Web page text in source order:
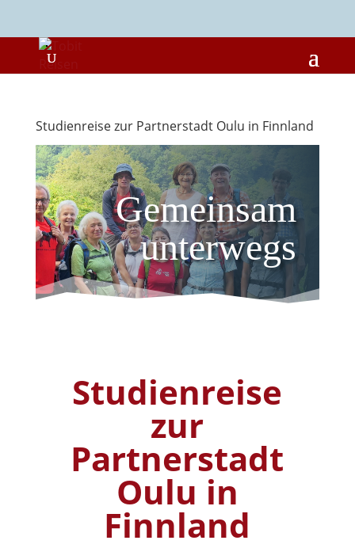
Studienreise zur Partnerstadt Oulu in Finnland
Gemeinsam
unterwegs
Studienreise
zur
Partnerstadt
Oulu in
Finnland